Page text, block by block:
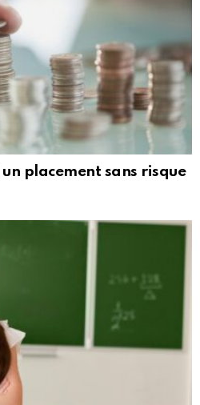
un placement sans risque